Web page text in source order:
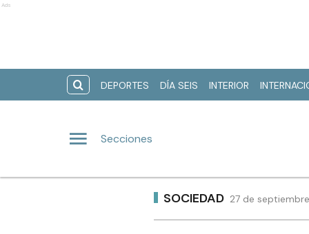
Ads
DEPORTES DÍA SEIS INTERIOR
Secciones
SOCIEDAD 27 de